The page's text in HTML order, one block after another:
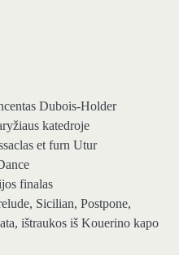
Dubois-Holder
katedroje
et furn Utur
finalas
Sicilian, Postpone,
ištraukos iš Kouerino kapo